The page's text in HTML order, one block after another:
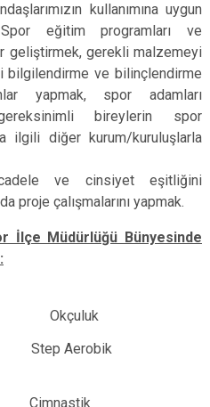
kullanımına uygun
Spor eğitim programları ve
geliştirmek, gerekli malzemeyi
bilgilendirme ve bilinçlendirme
yapmak, spor adamları
bireylerin spor
ilgili diğer kurum/kuruluşlarla
ve cinsiyet eşitliğini
proje çalışmalarını yapmak.
İlçe Müdürlüğü Bünyesinde
Aerobik
Cimnastik